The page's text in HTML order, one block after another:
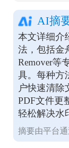
AI摘
本文详细介
法，包括金
Remover等
具。每种方
户快速清除
PDF文件更
轻松解决水
摘要由平台